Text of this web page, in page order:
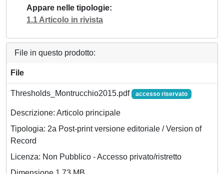
Appare nelle tipologie
1.1 Articolo in rivista
File in questo prodotto:
File
Thresholds_Montrucchio2015.pdf accesso riservato
Descrizione: Articolo principale
Tipologia: 2a Post-print versione editoriale / Version of
Record
Licenza: Non Pubblico - Accesso privato/ristretto